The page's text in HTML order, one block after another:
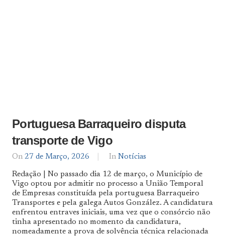
Portuguesa Barraqueiro disputa
transporte de Vigo
On 27 de Março, 2026
By
De
Norte
a
Sul
In Notícias
Redação | No passado dia 12 de março, o Município de
Vigo optou por admitir no processo a União Temporal
de Empresas constituída pela portuguesa Barraqueiro
Transportes e pela galega Autos González. A candidatura
enfrentou entraves iniciais, uma vez que o consórcio não
tinha apresentado no momento da candidatura,
nomeadamente a prova de solvência técnica relacionada